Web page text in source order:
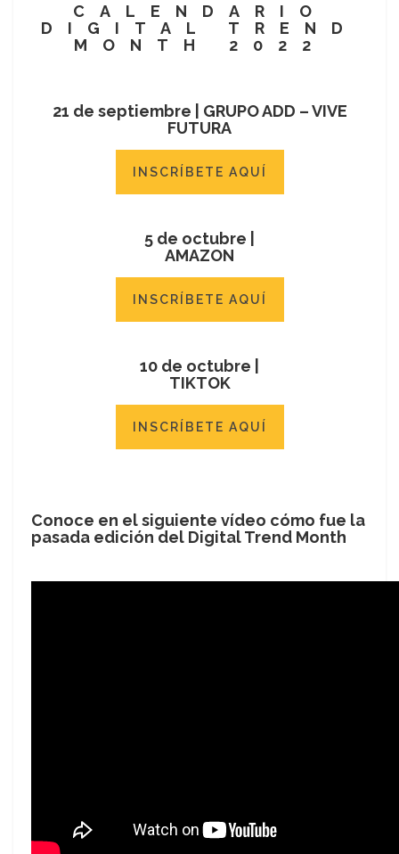
CALENDARIO
DIGITAL TREND
MONTH 2022
21 de septiembre | GRUPO ADD – VIVE
FUTURA
INSCRÍBETE AQUÍ
5 de octubre |
AMAZON
INSCRÍBETE AQUÍ
10 de octubre |
TIKTOK
INSCRÍBETE AQUÍ
Conoce en el siguiente vídeo cómo fue la
pasada edición del Digital Trend Month